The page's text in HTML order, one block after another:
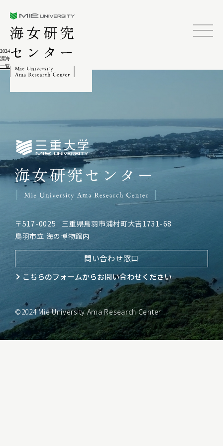
2024.02.04
漂海民 〈岩波新書504〉
一覧に戻る
三重大学海女研究センター
〒517-0025
三重県鳥羽市浦村町大吉1731-68
鳥羽市立 海の博物館内
問い合わせ窓口
こちらのフォームからお問い合わせください
©2024 Mie University Ama Research Center